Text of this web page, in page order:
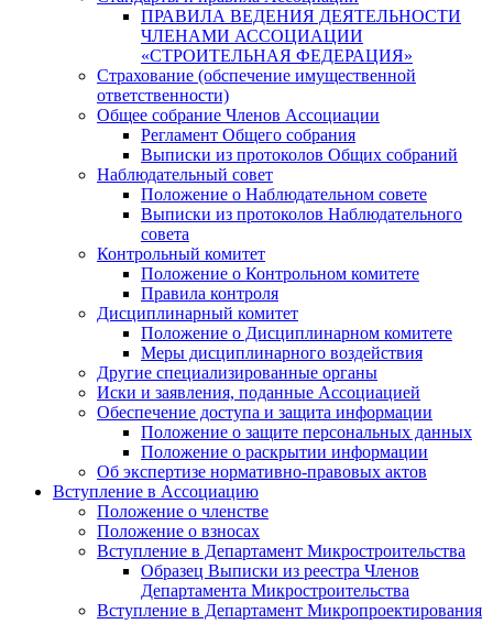
ПРАВИЛА ВЕДЕНИЯ ДЕЯТЕЛЬНОСТИ
ЧЛЕНАМИ АССОЦИАЦИИ
«СТРОИТЕЛЬНАЯ ФЕДЕРАЦИЯ»
Страхование (обспечение имущественной
ответственности)
Общее собрание Членов Ассоциации
Регламент Общего собрания
Выписки из протоколов Общих собраний
Наблюдательный совет
Положение о Наблюдательном совете
Выписки из протоколов Наблюдательного
совета
Контрольный комитет
Положение о Контрольном комитете
Правила контроля
Дисциплинарный комитет
Положение о Дисциплинарном комитете
Меры дисциплинарного воздействия
Другие специализированные органы
Иски и заявления, поданные Ассоциацией
Обеспечение доступа и защита информации
Положение о защите персональных данных
Положение о раскрытии информации
Об экспертизе нормативно-правовых актов
Вступление в Ассоциацию
Положение о членстве
Положение о взносах
Вступление в Департамент Микростроительства
Образец Выписки из реестра Членов
Департамента Микростроительства
Вступление в Департамент Микропроектирования